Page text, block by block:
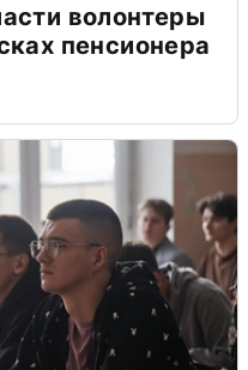
волонтеры
пенсионера